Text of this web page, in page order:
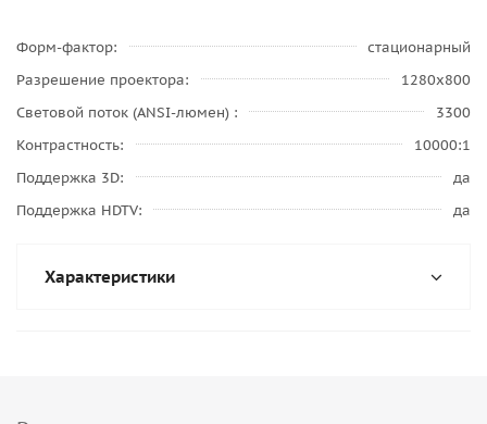
Форм-фактор
стационарный
Разрешение проектора
1280x800
Световой поток (ANSI-люмен)
3300
Контрастность
10000:1
Поддержка 3D
да
Поддержка HDTV
да
Характеристики